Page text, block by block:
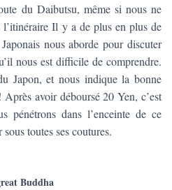
du Daibutsu, même si nous ne
l’itinéraire Il y a de plus en plus de
nous aborde pour discuter
nous est difficile de comprendre.
Japon, et nous indique la bonne
avoir déboursé 20 Yen, c’est
pénétrons dans l’enceinte de ce
toutes ses coutures.
Buddha